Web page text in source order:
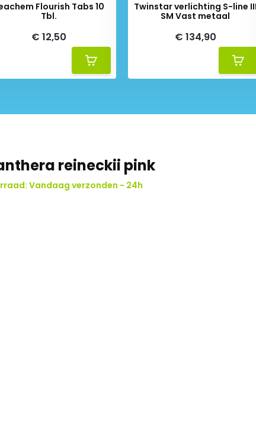
Flourish Tabs 10
Tbl.
€ 12,50
Twinstar verlichting S-line III
SM Vast metaal
€ 134,90
reineckii pink
Vandaag verzonden - 24h